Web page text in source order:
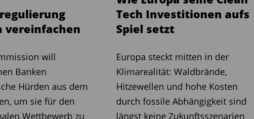
derzeit brummt. Die Preisspanne reicht
hundert bis zu mehreren tausend Euro im
Lösungen für weniger als 100 Euro monatlich.
eher die Rechtsunsicherheit beim sogenannten
Meinung einiger Experten ist die Vorschrift zur
Aufzeichnung von Gesprächen nämlich nicht
So wird in Beratungsgesprächen
vereinfachen
will
Banken
Hürden aus dem
um sie für den
Wettbewerb zu
Tech Investitionen aufs
Spiel setzt
Europa steckt mitten in der
Klimarealität: Waldbrände,
Hitzewellen und hohe Kosten
durch fossile Abhängigkeit sind
längst keine Zukunftsszenarien